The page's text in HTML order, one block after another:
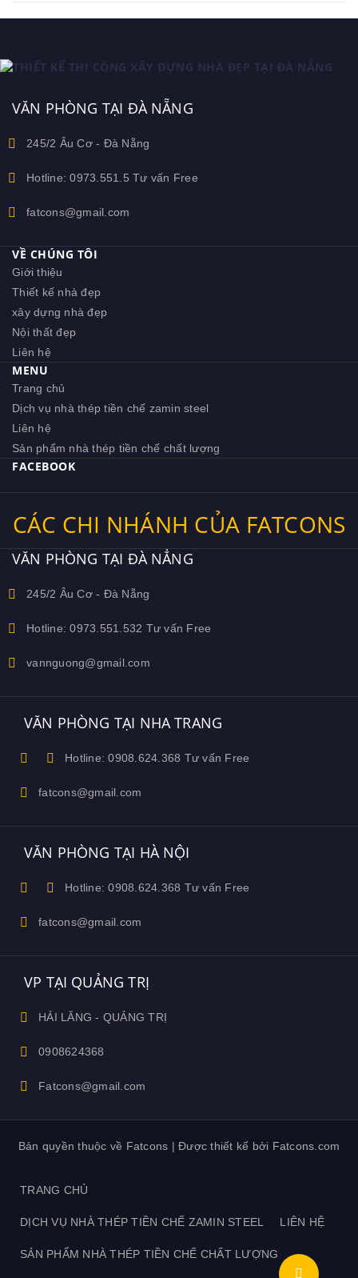
VĂN PHÒNG TẠI ĐÀ NẴNG
245/2 Âu Cơ - Đà Nẵng
Hotline: 0973.551.5 Tư vấn Free
fatcons@gmail.com
VỀ CHÚNG TÔI
Giới thiệu
Thiết kế nhà đẹp
xây dựng nhà đẹp
Nội thất đẹp
Liên hệ
MENU
Trang chủ
Dịch vụ nhà thép tiền chế zamin steel
Liên hệ
Sản phẩm nhà thép tiền chế chất lượng
FACEBOOK
CÁC CHI NHÁNH CỦA FATCONS
VĂN PHÒNG TẠI ĐÀ NẲNG
245/2 Âu Cơ - Đà Nẵng
Hotline: 0973.551.532 Tư vấn Free
vannguong@gmail.com
VĂN PHÒNG TẠI NHA TRANG
Hotline: 0908.624.368 Tư vấn Free
fatcons@gmail.com
VĂN PHÒNG TẠI HÀ NỘI
Hotline: 0908.624.368 Tư vấn Free
fatcons@gmail.com
VP TẠI QUẢNG TRỊ
HẢI LĂNG - QUẢNG TRỊ
0908624368
Fatcons@gmail.com
Bản quyền thuộc về Fatcons | Được thiết kế bởi Fatcons.com
TRANG CHỦ
DỊCH VỤ NHÀ THÉP TIỀN CHẾ ZAMIN STEEL LIÊN HỆ
SẢN PHẨM NHÀ THÉP TIỀN CHẾ CHẤT LƯỢNG